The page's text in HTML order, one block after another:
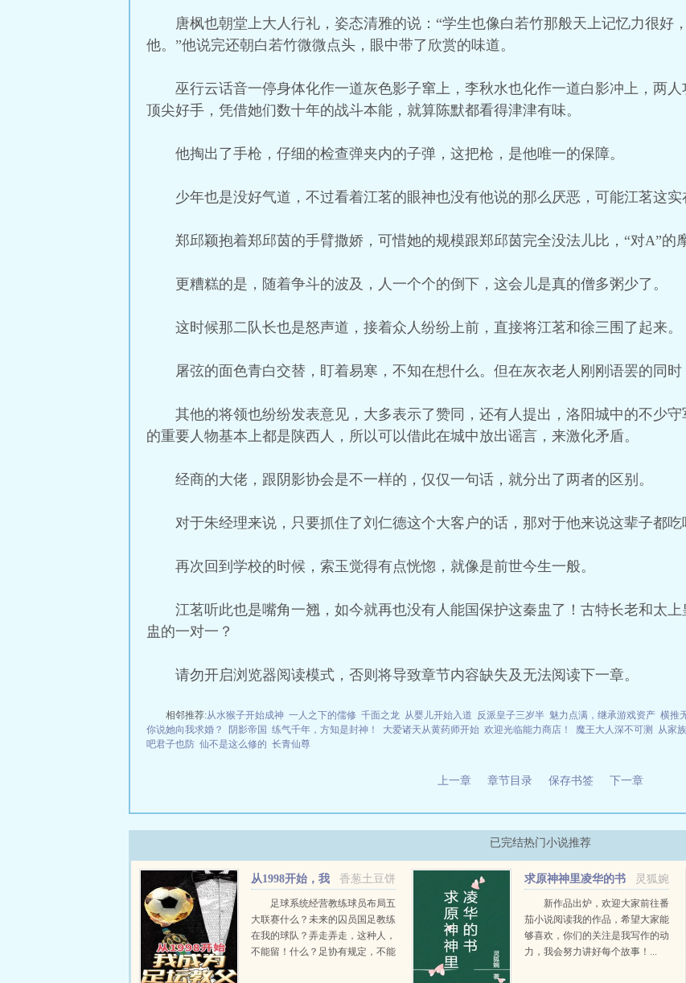
唐枫也朝堂上大人行礼，姿态清雅的说：“学生也像白若竹那般天上记忆力很好
他。”他说完还朝白若竹微微点头，眼中带了欣赏的味道。
巫行云话音一停身体化作一道灰色影子窜上，李秋水也化作一道白影冲上，两
顶尖好手，凭借她们数十年的战斗本能，就算陈默都看得津津有味。
他掏出了手枪，仔细的检查弹夹内的子弹，这把枪，是他唯一的保障。
少年也是没好气道，不过看着江茗的眼神也没有他说的那么厌恶，可能江茗这实
郑邱颖抱着郑邱茵的手臂撒娇，可惜她的规模跟郑邱茵完全没法儿比，“对A”的
更糟糕的是，随着争斗的波及，人一个个的倒下，这会儿是真的僧多粥少了。
这时候那二队长也是怒声道，接着众人纷纷上前，直接将江茗和徐三围了起来。
屠弦的面色青白交替，盯着易寒，不知在想什么。但在灰衣老人刚刚语罢的同时
其他的将领也纷纷发表意见，大多表示了赞同，还有人提出，洛阳城中的不少
的重要人物基本上都是陕西人，所以可以借此在城中放出谣言，来激化矛盾。
经商的大佬，跟阴影协会是不一样的，仅仅一句话，就分出了两者的区别。
对于朱经理来说，只要抓住了刘仁德这个大客户的话，那对于他来说这辈子都吃
再次回到学校的时候，索玉觉得有点恍惚，就像是前世今生一般。
江茗听此也是嘴角一翘，如今就再也没有人能国保护这秦盅了！古特长老和太
盅的一对一？
请勿开启浏览器阅读模式，否则将导致章节内容缺失及无法阅读下一章。
相邻推荐:从水猴子开始成神 一人之下的儒修 千面之龙 从婴儿开始入道 反派皇子三岁半 魅力点满，继承游戏资产 横推
你说她向我求婚？
阴影帝国 练气千年，方知是封神！ 大爱诸天从黄药师开始 欢迎光临能力商店！ 魔王大人深不可测 从家
吧君子也防 仙不是这么修的 长青仙尊
上一章 章节目录 保存书签 下一章
已完结热门小说推荐
香葱土豆饼
从1998开始，我
成为足坛教父
足球系统经营教练球员布局五
大联赛什么？未来的囚员国足教练
在我的球队？弄走弄走，这种人，
不能留！什么？足协有规定，不能
灵狐婉
求原神神里凌华的书
新作品出炉，欢迎大家前往番
茄小说阅读我的作品，希望大家能
够喜欢，你们的关注是我写作的动
力，我会努力讲好每个故事！...